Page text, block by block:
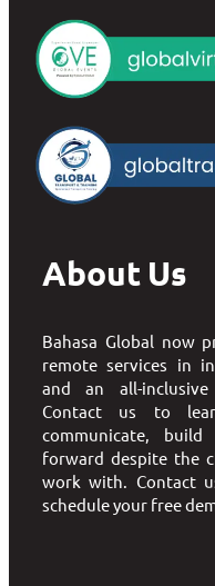
About Us
Bahasa Global now
remote services in
and an all-
Contact us to
communicate,
forward despite the
work with. Contact
schedule your free